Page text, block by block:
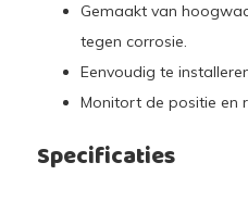
Gemaakt van
tegen corrosie.
Eenvoudig te
Monitort de positie en
Specificaties